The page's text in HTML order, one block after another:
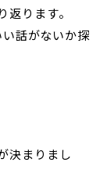
ります。
話がないか探
決まりまし